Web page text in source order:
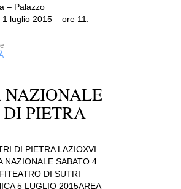
– Palazzo
luglio 2015 – ore 11.
NAZIONALE
DI PIETRA
DI PIETRA LAZIOXVI
NAZIONALE SABATO 4
DI SUTRI
5 LUGLIO 2015AREA